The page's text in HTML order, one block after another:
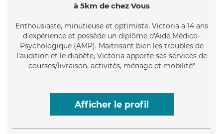
à 5km de chez Vous
Enthousiaste, minutieuse et optimiste, Victoria a 14 ans
d'expérience et possède un diplôme d'Aide Médico-
Psychologique (AMP). Maitrisant bien les troubles de
l'audition et le diabète, Victoria apporte ses services de
courses/livraison, activités, ménage et mobilité*
Afficher le profil